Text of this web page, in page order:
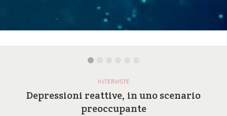
INTERVISTE
Depressioni reattive, in uno scenario
preoccupante